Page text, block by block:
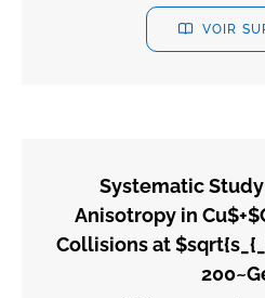
VOIR
Systematic
Anisotropy in
Collisions at